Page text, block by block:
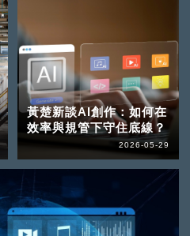
黃楚新談AI創作：如何在
效率與規管下守住底線？
2026-05-29